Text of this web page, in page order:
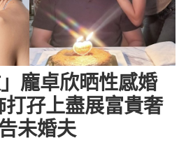
」龐卓欣晒性感婚
孖上盡展富貴奢
未婚夫